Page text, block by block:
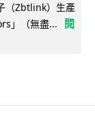
（Zbtlink）生產
」（無盡...
閱